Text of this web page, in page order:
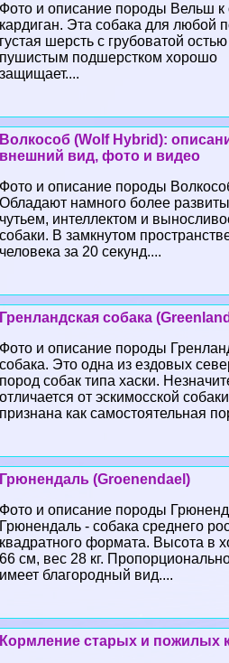
Фото и описание породы Вельш к
кардиган. Эта собака для любой
густая шерсть с грубоватой
пушистым подшерстком хорошо
защищает....
Волкособ (Wolf Hybrid):
внешний вид, фото и видео
Фото и описание породы
Обладают намного более
чутьем, интеллектом и
собаки. В замкнутом
человека за 20 секунд....
Гренландская собака
Фото и описание породы
собака. Это одна из ездовых
пород собак типа хаски.
отличается от эскимосской
признана как самостоятельная
Грюнендаль (Groenendael)
Фото и описание породы
Грюнендаль - собака среднего
квадратного формата. Высота в
66 см, вес 28 кг.
имеет благородный вид....
Кормление старых и пожилых